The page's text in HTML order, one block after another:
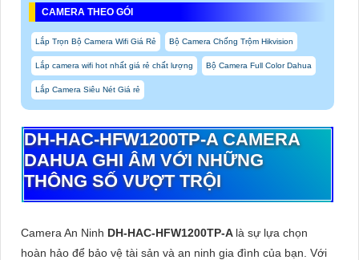
CAMERA THEO GÓI
Lắp Trọn Bộ Camera Wifi Giá Rẻ Bộ Camera Chống Trộm Hikvision
Lắp camera wifi hot nhất giá rẻ chất lượng Bộ Camera Full Color Dahua
Lắp Camera Siêu Nét Giá rẻ
DH-HAC-HFW1200TP-ACAMERA
DAHUA GHI ÂM VỚI NHỮNG
THÔNG SỐ VƯỢT TRỘI
Camera An Ninh DH-HAC-HFW1200TP-A là sự lựa chọn
hoàn hảo để bảo vệ tài sản và an ninh gia đình của bạn. Với